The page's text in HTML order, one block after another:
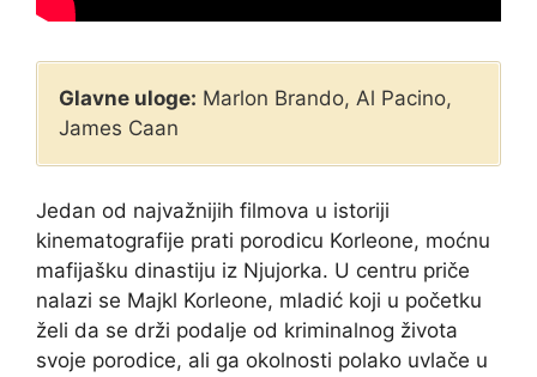
Glavne uloge: Marlon Brando, Al Pacino,
James Caan
Jedan od najvažnijih filmova u istoriji
kinematografije prati porodicu Korleone, moćnu
mafijašku dinastiju iz Njujorka. U centru priče
nalazi se Majkl Korleone, mladić koji u početku
želi da se drži podalje od kriminalnog života
svoje porodice, ali ga okolnosti polako uvlače u